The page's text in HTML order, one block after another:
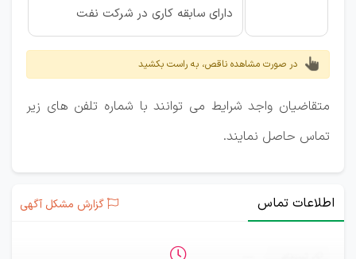
دارای سابقه کاری در شرکت نفت
در صورت مشاهده ناقص، به راست بکشید
متقاضیان واجد شرایط می توانند با شماره تلفن های زیر
تماس حاصل نمایند.
اطلاعات تماس گزارش مشکل آگهی